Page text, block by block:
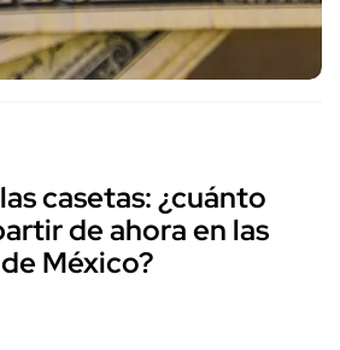
casetas: ¿cuánto
de ahora en las
México?